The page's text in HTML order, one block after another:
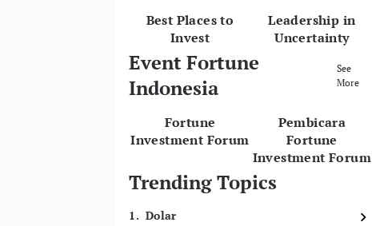
Best Places to
Invest
Leadership in
Uncertainty
Event Fortune
Indonesia
See
More
Fortune
Investment Forum
Pembicara
Fortune
Investment Forum
Trending Topics
1. Dolar